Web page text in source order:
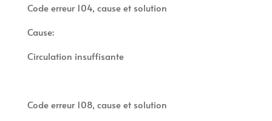
Code erreur 104, cause et solution
Cause:
Circulation insuffisante
Code erreur 108, cause et solution